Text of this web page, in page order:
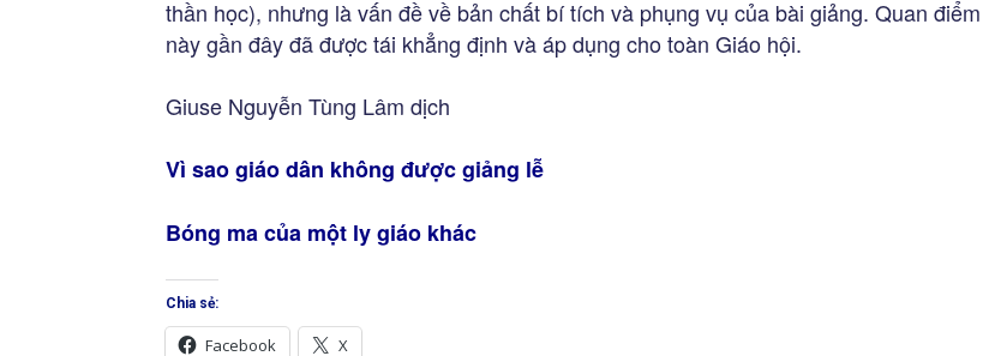
thần học), nhưng là vấn đề về bản chất bí tích và phụng vụ của bài giảng. Quan điểm
này gần đây đã được tái khẳng định và áp dụng cho toàn Giáo hội.
Giuse Nguyễn Tùng Lâm dịch
Vì sao giáo dân không được giảng lễ
Bóng ma của một ly giáo khác
Chia sẻ:
Facebook X